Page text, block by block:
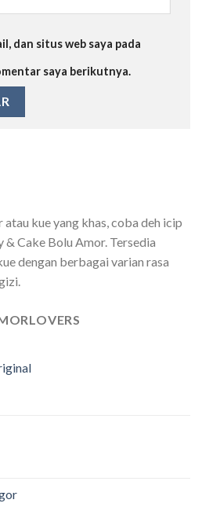
dan situs web saya pada
saya berikutnya.
kue yang khas, coba deh icip
Cake Bolu Amor. Tersedia
dengan berbagai varian rasa